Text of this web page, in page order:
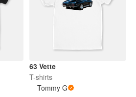
63 Vette
T-shirts
Tommy G